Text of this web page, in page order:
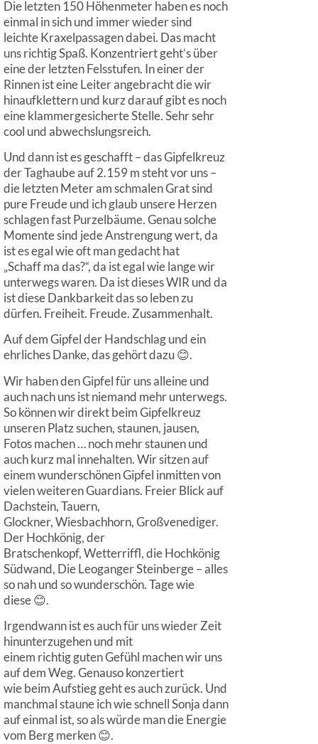
Die letzten 150 Höhenmeter haben es noch
einmal in sich und immer wieder sind
leichte Kraxelpassagen dabei. Das macht
uns richtig Spaß. Konzentriert geht’s über
eine der letzten Felsstufen. In einer der
Rinnen ist eine Leiter angebracht die wir
hinaufklettern und kurz darauf gibt es noch
eine klammergesicherte Stelle. Sehr sehr
cool und abwechslungsreich.
Und dann ist es geschafft – das Gipfelkreuz
der Taghaube auf 2.159 m steht vor uns –
die letzten Meter am schmalen Grat sind
pure Freude und ich glaub unsere Herzen
schlagen fast Purzelbäume. Genau solche
Momente sind jede Anstrengung wert, da
ist es egal wie oft man gedacht hat
„Schaff ma das?“, da ist egal wie lange wir
unterwegs waren. Da ist dieses WIR und da
ist diese Dankbarkeit das so leben zu
dürfen. Freiheit. Freude. Zusammenhalt.
Auf dem Gipfel der Handschlag und ein
ehrliches Danke, das gehört dazu 😊.
Wir haben den Gipfel für uns alleine und
auch nach uns ist niemand mehr unterwegs.
So können wir direkt beim Gipfelkreuz
unseren Platz suchen, staunen, jausen,
Fotos machen … noch mehr staunen und
auch kurz mal innehalten. Wir sitzen auf
einem wunderschönen Gipfel inmitten von
vielen weiteren Guardians. Freier Blick auf
Dachstein, Tauern,
Glockner, Wiesbachhorn, Großvenediger.
Der Hochkönig, der
Bratschenkopf, Wetterriffl, die Hochkönig
Südwand, Die Leoganger Steinberge – alles
so nah und so wunderschön. Tage wie
diese 😊.
Irgendwann ist es auch für uns wieder Zeit
hinunterzugehen und mit
einem richtig guten Gefühl machen wir uns
auf dem Weg. Genauso konzertiert
wie beim Aufstieg geht es auch zurück. Und
manchmal staune ich wie schnell Sonja dann
auf einmal ist, so als würde man die Energie
vom Berg merken 😊.